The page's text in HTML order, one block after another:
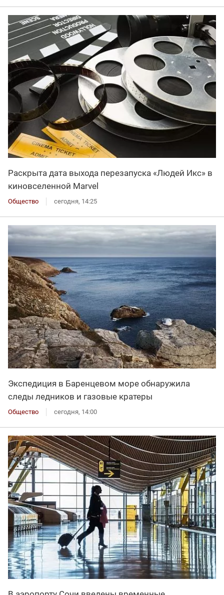
Раскрыта дата выхода перезапуска «Людей Икс» в
киновселенной Marvel
Общество сегодня, 14:25
Экспедиция в Баренцевом море обнаружила
следы ледников и газовые кратеры
Общество сегодня, 14:00